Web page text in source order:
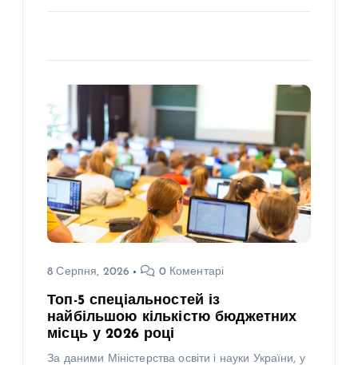
8 Серпня, 2026 0 Коментарі
Топ-5 спеціальностей із
найбільшою кількістю бюджетних
місць у 2026 році
За даними Міністерства освіти і науки України, у